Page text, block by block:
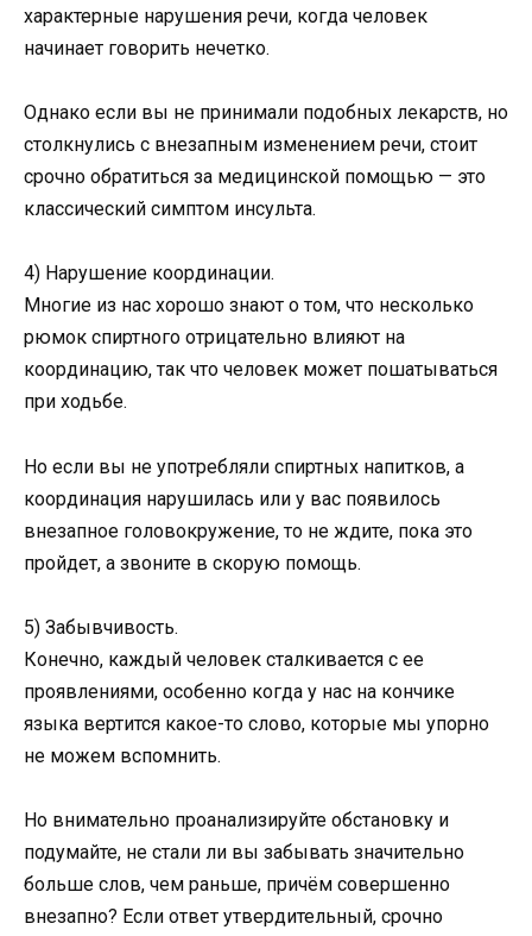
характерные нарушения речи, когда человек
начинает говорить нечетко.
Однако если вы не принимали подобных лекарств, но
столкнулись с внезапным изменением речи, стоит
срочно обратиться за медицинской помощью — это
классический симптом инсульта.
4) Нарушение координации.
Многие из нас хорошо знают о том, что несколько
рюмок спиртного отрицательно влияют на
координацию, так что человек может пошатываться
при ходьбе.
Но если вы не употребляли спиртных напитков, а
координация нарушилась или у вас появилось
внезапное головокружение, то не ждите, пока это
пройдет, а звоните в скорую помощь.
5) Забывчивость.
Конечно, каждый человек сталкивается с ее
проявлениями, особенно когда у нас на кончике
языка вертится какое-то слово, которые мы упорно
не можем вспомнить.
Но внимательно проанализируйте обстановку и
подумайте, не стали ли вы забывать значительно
больше слов, чем раньше, причём совершенно
внезапно? Если ответ утвердительный, срочно